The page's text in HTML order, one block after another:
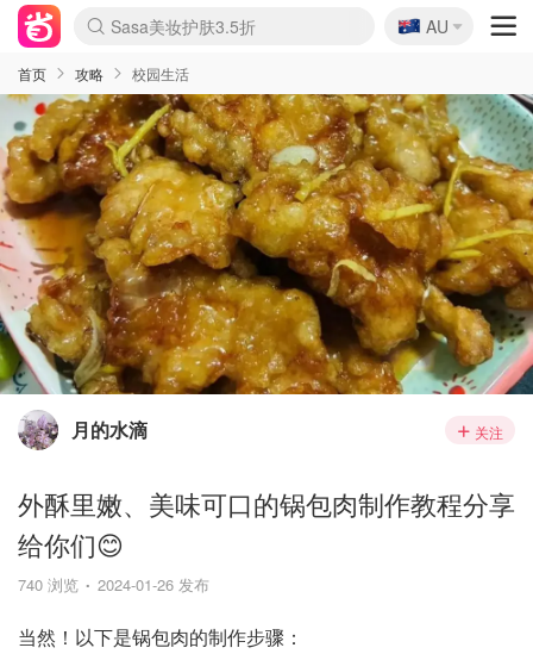
lululemon折扣上新
Sasa美妆护肤3.5折
SSENSE年中2.5折
FreshBeauty好价汇总
Cettire降价+叠9折
WWS Coles超市实拍
viagogo二手票捡漏
Myer超级周末
The Outnet奢牌1折起
David Jones 3折起
Flannels大牌1折
Perfumes Club护肤1折
AMIRO面罩$251
Amazon折扣汇总
eToro入金$200送$50
Amazon数码好物
ICONIC本周7.5折
ThedoubleF高奢地板价
Moose Knuckles 6折
丝芙兰5折起
EUFY摄像头$98
Selenichast首饰2折
Trip机票酒店促销
YSL送5件彩妆礼
Amazon家居好物
Amazon美妆护肤
雅漾大喷$8
过敏原检测盒$33
伊索独家赠50ml沐浴露
科颜氏高保湿面霜$29
SEALIFE海洋馆门票6折
丝塔芙大白罐$16
订阅Newsletter送香薰
Cult Beauty 6.8折
Harrods圣诞日历$525
LN-CC奢牌私促3折
d'Alba空姐喷雾$16
EVE LOM套装£56
Bernardelli独家4折
Adore Beauty 6折起
CT圣诞日历
Mytheresa奢品2.7折
Luxury Escapes 9折
Currentbody美容仪$881
MOON Garden Live
Roborock扫地机$649
Tingo Life水杯$24
Valentino官网5折
CR洗护套装$23
修丽可4件套$159
Myer彩妆2件7折
GANNI官网4.5折
Stylevana韩妆4折
Tessabit高奢8.5折
OGX洗发水$11
Amazon阿德莱德次日达
卡诗8.5折+赠礼
Philips Hue灯具8折
🇦🇺
AU
首页 攻略 校园生活
月的水滴 关注
外酥里嫩、美味可口的锅包肉制作教程分享
给你们😊
740 浏览 2024-01-26 发布
当然！以下是锅包肉的制作步骤：